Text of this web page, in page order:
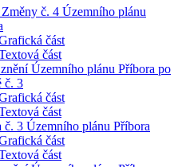
č. 4 Územního plánu
část
část
Územního plánu Příbora po
č. 3
část
část
č. 3 Územního plánu Příbora
část
část